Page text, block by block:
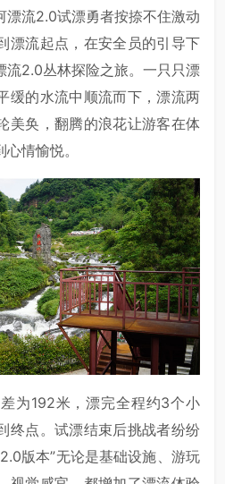
漂流2.0试漂勇者按捺不住激动
漂流起点，在安全员的引导下
流2.0丛林探险之旅。一只只漂
缓的水流中顺流而下，漂流两
美奂，翻腾的浪花让游客在体
情愉悦。
为192米，漂完全程约3个小
终点。试漂结束后挑战者纷纷
版本”无论是基础设施、游玩